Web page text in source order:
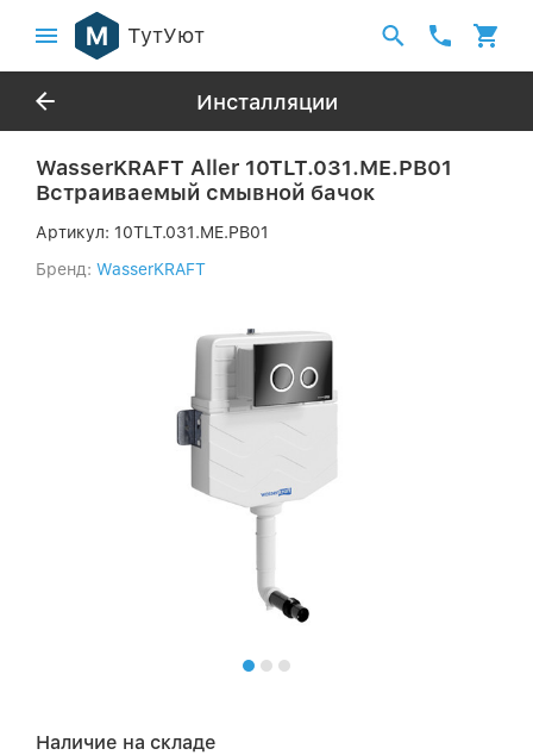
ТутУют
Инсталляции
WasserKRAFT Aller 10TLT.031.ME.PB01
Встраиваемый смывной бачок
Артикул: 10TLT.031.ME.PB01
Бренд: WasserKRAFT
Наличие на складе